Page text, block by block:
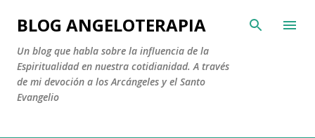
Ir al contenido principal
BLOG ANGELOTERAPIA
Un blog que habla sobre la influencia de la
Espiritualidad en nuestra cotidianidad. A través
de mi devoción a los Arcángeles y el Santo
Evangelio